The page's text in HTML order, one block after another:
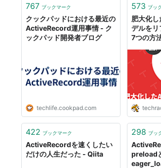
767 ブックマーク
クックパッドにおける最近の
ActiveRecord運用事情 - ク
ックパッド開発者ブログ
techlife.cookpad.com
573 ブッ
肥大化
デルをリ
7つの方
422 ブックマーク
ActiveRecordを速くしたい
だけの人生だった - Qiita
298 ブッ
preload